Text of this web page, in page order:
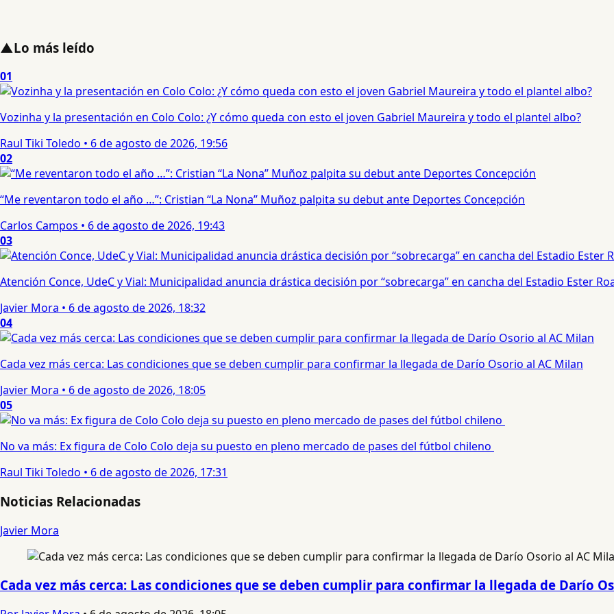
▲Lo más leído
01
Vozinha y la presentación en Colo Colo: ¿Y cómo queda con esto el joven Gabriel Maureira y todo el plantel albo?
Raul Tiki Toledo • 6 de agosto de 2026, 19:56
02
“Me reventaron todo el año …”: Cristian “La Nona” Muñoz palpita su debut ante Deportes Concepción
Carlos Campos • 6 de agosto de 2026, 19:43
03
Atención Conce, UdeC y Vial: Municipalidad anuncia drástica decisión por “sobrecarga” en cancha del Estadio Ester
Javier Mora • 6 de agosto de 2026, 18:32
04
Cada vez más cerca: Las condiciones que se deben cumplir para confirmar la llegada de Darío Osorio al AC Milan
Javier Mora • 6 de agosto de 2026, 18:05
05
No va más: Ex figura de Colo Colo deja su puesto en pleno mercado de pases del fútbol chileno
Raul Tiki Toledo • 6 de agosto de 2026, 17:31
Noticias Relacionadas
Javier Mora
Cada vez más cerca: Las condiciones que se deben cumplir para confirmar la llegada de Darío